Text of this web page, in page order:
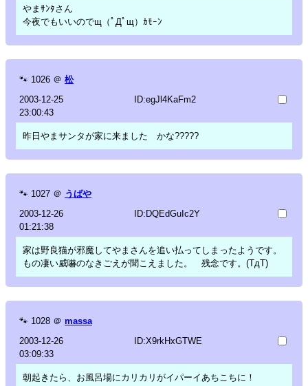
やまｻﾝﾀさん
今夜でもいいのでщ（ﾟДﾟщ）ｶﾓｰﾝ
🐾 1026 ＠ 松
2003-12-25
23:00:43
ID:egJl4KaFm2
昨日やまサンタが家に来ました かな?????
🐾 1027 ＠ うばや
2003-12-26
01:21:38
ID:DQEdGuIc2Y
家は野良猫が邪魔してやまさんを追い払ってしまったようです。
もの凄い威嚇のなきごえが聞こえました。 残念です。(TдT)
🐾 1028 ＠ massa
2003-12-26
03:09:33
ID:X9rkHxGTWE
朝起きたら、お風呂場にカリカリがイパーイあちこちに！